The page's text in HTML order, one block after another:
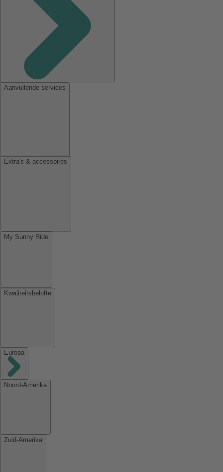
Aanvullende services
Extra's & accessoires
My Sunny Ride
Kwaliteitsbelofte
Europa
Noord-Amerika
Zuid-Amerika